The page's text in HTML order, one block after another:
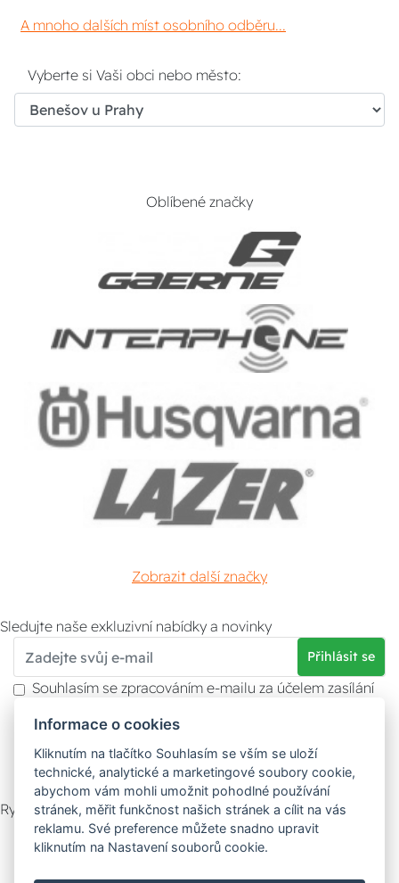
A mnoho dalších míst osobního odběru...
Vyberte si Vaši obci nebo město:
Oblíbené značky
Zobrazit další značky
Sledujte naše exkluzivní nabídky a novinky
Přihlásit se
Souhlasím se zpracováním e-mailu za účelem zasílání
Více informací naleznete v
údajů . Souhlas můžete kdykoliv odvolat.
Rychlý kontakt
Zákaznický servis Vyzvednutí zboží
Informace o cookies
Kliknutím na tlačítko Souhlasím se vším se uloží
technické, analytické a marketingové soubory cookie,
abychom vám mohli umožnit pohodlné používání
stránek, měřit funkčnost našich stránek a cílit na vás
reklamu. Své preference můžete snadno upravit
kliknutím na Nastavení souborů cookie.